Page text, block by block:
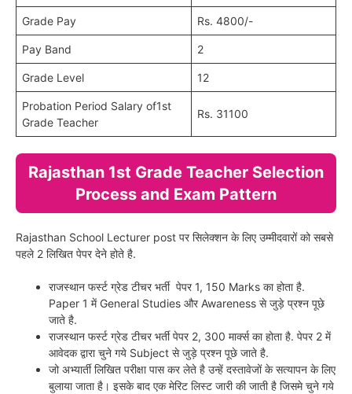
Grade Pay Rs. 4800/-
Pay Band 2
Grade Level 12
Probation Period Salary of1st
Grade Teacher
Rs. 31100
Rajasthan 1st Grade Teacher Selection
Process and Exam Pattern
Rajasthan School Lecturer post पर सिलेक्शन के लिए उम्मीदवारों को सबसे
पहले 2 लिखित पेपर देने होते है.
राजस्थान फर्स्ट ग्रेड टीचर भर्ती पेपर 1, 150 Marks का होता है.
Paper 1 में General Studies और Awareness से जुड़े प्रश्न पूछे
जाते है.
राजस्थान फर्स्ट ग्रेड टीचर भर्ती पेपर 2, 300 मार्क्स का होता है. पेपर 2 में
आवेदक द्वारा चुने गये Subject से जुड़े प्रश्न पूछे जाते है.
जो अभ्यार्ती लिखित परीक्षा पास कर लेते है उन्हें दस्तावेजों के सत्यापन के लिए
बुलाया जाता है। इसके बाद एक मेरिट लिस्ट जारी की जाती है जिसमे चुने गये